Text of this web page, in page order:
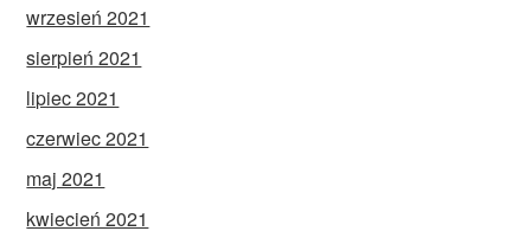
wrzesień 2021
sierpień 2021
lipiec 2021
czerwiec 2021
maj 2021
kwiecień 2021